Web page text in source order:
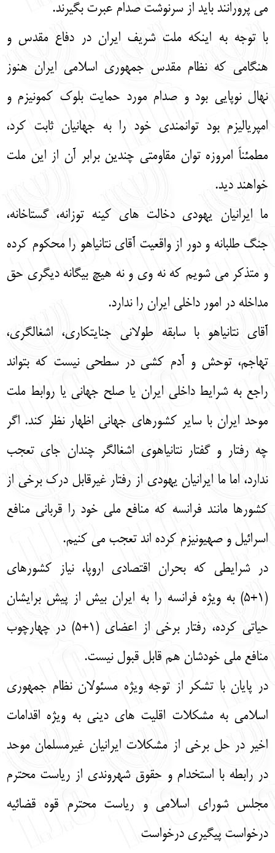
می پرورانند باید از سرنوشت صدام عبرت بگیرند.
با توجه به اینکه ملت شریف ایران در دفاع مقدس و
هنگامی که نظام مقدس جمهوری اسلامی ایران هنوز
نهال نوپایی بود و صدام مورد حمایت بلوک کمونیزم و
امپریالیزم بود توانمندی خود را به جهانیان ثابت کرد،
مطمئناً امروزه توان مقاومتی چندین برابر آن از این ملت
خواهند دید.
ما ایرانیان یهودی دخالت های کینه توزانه، گستاخانه،
جنگ طلبانه و دور از واقعیت آقای نتانیاهو را محکوم کرده
و متذکر می شویم که نه وی و نه هیچ بیگانه دیگری حق
مداخله در امور داخلی ایران را ندارد.
آقای نتانیاهو با سابقه طولانی جنایتکاری، اشغالگری،
تهاجم، توحش و آدم کشی در سطحی نیست که بتواند
راجع به شرایط داخلی ایران یا صلح جهانی یا روابط ملت
موحد ایران با سایر کشورهای جهانی اظهار نظر کند. اگر
چه رفتار و گفتار نتانیاهوی اشغالگر چندان جای تعجب
ندارد، اما ما ایرانیان یهودی از رفتار غیرقابل درک برخی از
کشورها مانند فرانسه که منافع ملی خود را قربانی منافع
اسرائیل و صهیونیزم کرده اند تعجب می کنیم.
در شرایطی که بحران اقتصادی اروپا، نیاز کشورهای
(1+5) به ویژه فرانسه را به ایران بیش از پیش برایشان
حیاتی کرده، رفتار برخی از اعضای (1+5) در چهارچوب
منافع ملی خودشان هم قابل قبول نیست.
در پایان با تشکر از توجه ویژه مسئولان نظام جمهوری
اسلامی به مشکلات اقلیت های دینی به ویژه اقدامات
اخیر در حل برخی از مشکلات ایرانیان غیرمسلمان موحد
در رابطه با استخدام و حقوق شهروندی از ریاست محترم
مجلس شورای اسلامی و ریاست محترم قوه قضائیه
درخواست پیگیری درخواست